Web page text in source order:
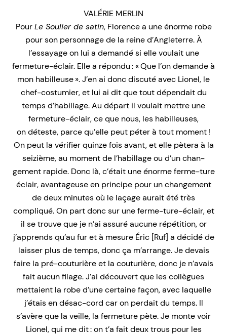
VALÉRIE MERLIN
PourLe Soulier de satin, Florence a une énorme robe
pour son personnage de la reine d’Angleterre. À
l’essayage on lui a demandé si elle voulait une
fermeture-éclair. Elle a répondu : « Que l’on demande à
mon habilleuse ». J’en ai donc discuté avec Lionel, le
chef-costumier, et lui ai dit que tout dépendait du
temps d’habillage. Au départ il voulait mettre une
fermeture-éclair, ce que nous, les habilleuses,
on déteste, parce qu’elle peut péter à tout moment !
On peut la vérifier quinze fois avant, et elle pètera à la
seizième, au moment de l’habillage ou d’un chan-
gement rapide. Donc là, c’était une énorme ferme-ture
éclair, avantageuse en principe pour un changement
de deux minutes où le laçage aurait été très
compliqué. On part donc sur une ferme-ture-éclair, et
il se trouve que je n’ai assuré aucune répétition, or
j’apprends qu’au fur et à mesure Éric [Ruf] a décidé de
laisser plus de temps, donc ça m’arrange. Je devais
faire la pré-couturière et la couturière, donc je n’avais
fait aucun filage. J’ai découvert que les collègues
mettaient la robe d’une certaine façon, avec laquelle
j’étais en désac-cord car on perdait du temps. Il
s’avère que la veille, la fermeture pète. Je monte voir
Lionel, qui me dit : on t’a fait deux trous pour les